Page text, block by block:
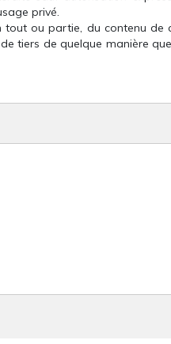
privé.
ou partie, du contenu
tiers de quelque manière